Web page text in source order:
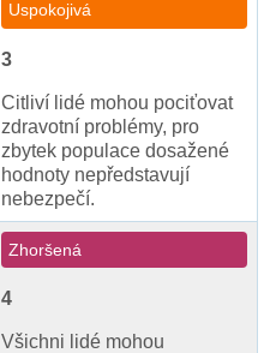
Uspokojivá
3
Citliví lidé mohou pociťovat
zdravotní problémy, pro
zbytek populace dosažené
hodnoty nepředstavují
nebezpečí.
Zhoršená
4
Všichni lidé mohou